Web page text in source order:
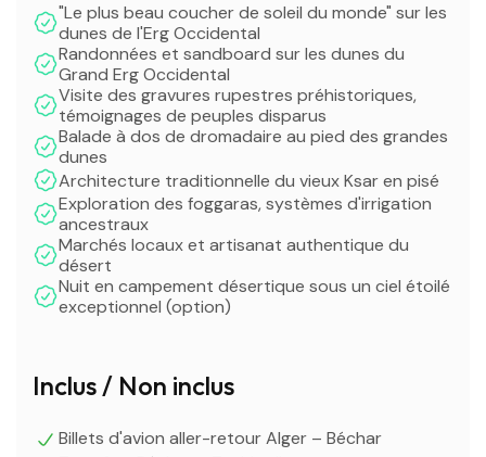
"Le plus beau coucher de soleil du monde" sur les
dunes de l'Erg Occidental
Randonnées et sandboard sur les dunes du
Grand Erg Occidental
Visite des gravures rupestres préhistoriques,
témoignages de peuples disparus
Balade à dos de dromadaire au pied des grandes
dunes
Architecture traditionnelle du vieux Ksar en pisé
Exploration des foggaras, systèmes d'irrigation
ancestraux
Marchés locaux et artisanat authentique du
désert
Nuit en campement désertique sous un ciel étoilé
exceptionnel (option)
Inclus / Non inclus
Billets d'avion aller-retour Alger – Béchar